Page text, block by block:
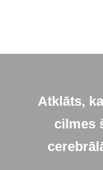
Atklāts,
cilmes